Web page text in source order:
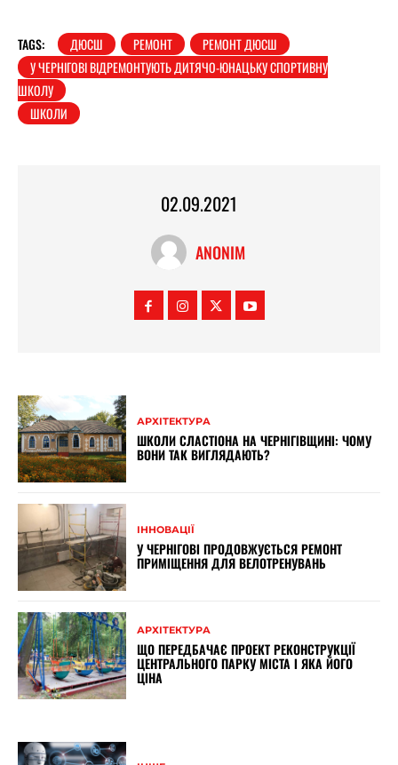
TAGS: ДЮСШ РЕМОНТ
РЕМОНТ ДЮСШ
У ЧЕРНІГОВІ ВІДРЕМОНТУЮТЬ ДИТЯЧО-ЮНАЦЬКУ СПОРТИВНУ
ШКОЛУ
ШКОЛИ
02.09.2021
ANONIM
АРХІТЕКТУРА
ШКОЛИ СЛАСТІОНА НА ЧЕРНІГІВЩИНІ: ЧОМУ
ВОНИ ТАК ВИГЛЯДАЮТЬ?
ІННОВАЦІЇ
У ЧЕРНІГОВІ ПРОДОВЖУЄТЬСЯ РЕМОНТ
ПРИМІЩЕННЯ ДЛЯ ВЕЛОТРЕНУВАНЬ
АРХІТЕКТУРА
ЩО ПЕРЕДБАЧАЄ ПРОЕКТ РЕКОНСТРУКЦІЇ
ЦЕНТРАЛЬНОГО ПАРКУ МІСТА І ЯКА ЙОГО
ЦІНА